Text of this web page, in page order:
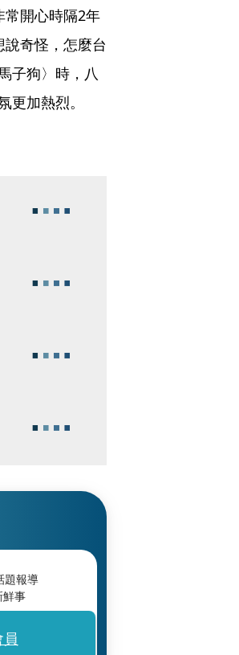
開心時隔2年
奇怪，怎麼台
子狗〉時，八
加熱烈。
報導
鮮事